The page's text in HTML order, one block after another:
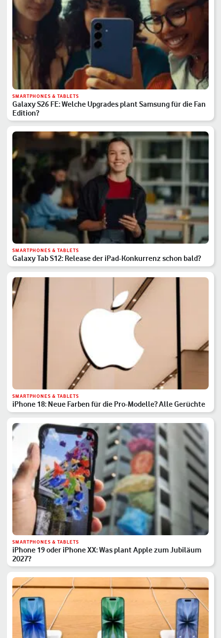
SMARTPHONES & TABLETS
Galaxy S26 FE: Welche Upgrades plant Samsung für die Fan
Edition?
SMARTPHONES & TABLETS
Galaxy Tab S12: Release der iPad-Konkurrenz schon bald?
SMARTPHONES & TABLETS
iPhone 18: Neue Farben für die Pro-Modelle? Alle Gerüchte
SMARTPHONES & TABLETS
iPhone 19 oder iPhone XX: Was plant Apple zum Jubiläum
2027?